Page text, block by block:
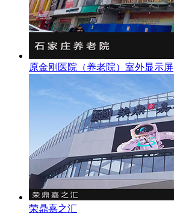
原金刚医院（养老院）室外显示屏
荣鼎嘉之汇